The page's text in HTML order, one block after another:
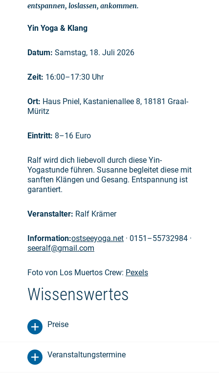
entspannen, loslassen, ankommen.
Yin Yoga & Klang
Datum: Samstag, 18. Juli 2026
Zeit: 16:00–17:30 Uhr
Ort: Haus Pniel, Kastanienallee 8, 18181 Graal-
Müritz
Eintritt: 8–16 Euro
Ralf wird dich liebevoll durch diese Yin-
Yogastunde führen. Susanne begleitet diese mit
sanften Klängen und Gesang. Entspannung ist
garantiert.
Veranstalter: Ralf Krämer
Information:ostseeyoga.net · 0151–55732984 ·
seeralf@gmail.com
Foto von Los Muertos Crew: Pexels
Wissenswertes
Preise
Veranstaltungstermine